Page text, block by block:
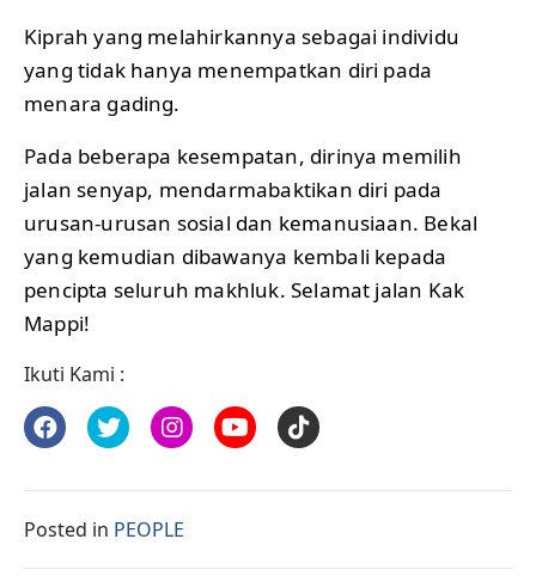
Kiprah yang melahirkannya sebagai individu
yang tidak hanya menempatkan diri pada
menara gading.
Pada beberapa kesempatan, dirinya memilih
jalan senyap, mendarmabaktikan diri pada
urusan-urusan sosial dan kemanusiaan. Bekal
yang kemudian dibawanya kembali kepada
pencipta seluruh makhluk. Selamat jalan Kak
Mappi!
Ikuti Kami :
Posted in PEOPLE